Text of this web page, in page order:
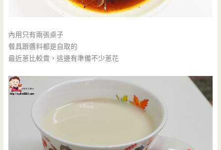
內用只有兩張桌子
餐具跟醬料都是自取的
最近蔥比較貴，這邊有準備不少蔥花